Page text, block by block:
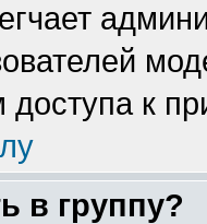
доступа к
в группу?